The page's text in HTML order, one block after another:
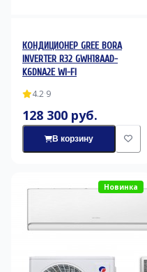
КОНДИЦИОНЕР GREE BORA
INVERTER R32 GWH18AAD-
K6DNA2E WI-FI
4.2·9
128 300 руб.
В корзину
Новинка